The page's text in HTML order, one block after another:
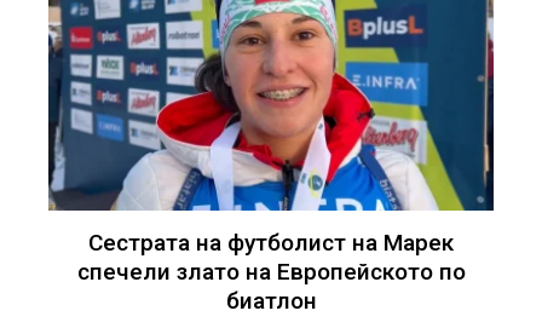
Сестрата на футболист на Марек
спечели злато на Европейското по
биатлон